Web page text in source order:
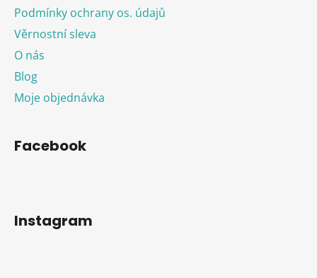
Podmínky ochrany os. údajů
Věrnostní sleva
O nás
Blog
Moje objednávka
Facebook
Instagram